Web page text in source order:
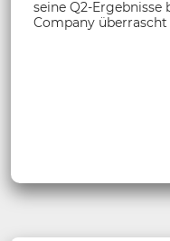
seine Q2-Ergebnisse
Company überrascht